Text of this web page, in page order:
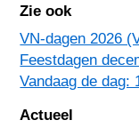
Zie ook
VN-dagen 2026
Feestdagen
Vandaag de dag:
Actueel